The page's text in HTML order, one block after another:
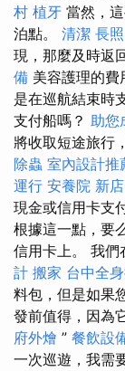
村 植牙 當然，
泊點。 清潔 長照
現，那麼及時返
備 美容護理的費
是在巡航結束時
支付船嗎？ 助您
將收取短途旅行
除蟲 室內設計推
運行 安養院 新店
現金或信用卡支
根據這一點，要
信用卡上。 我們
計 搬家 台中全
料包，但是如果
發前值得，因為
府外燴 ” 餐飲設
一次巡遊，我需